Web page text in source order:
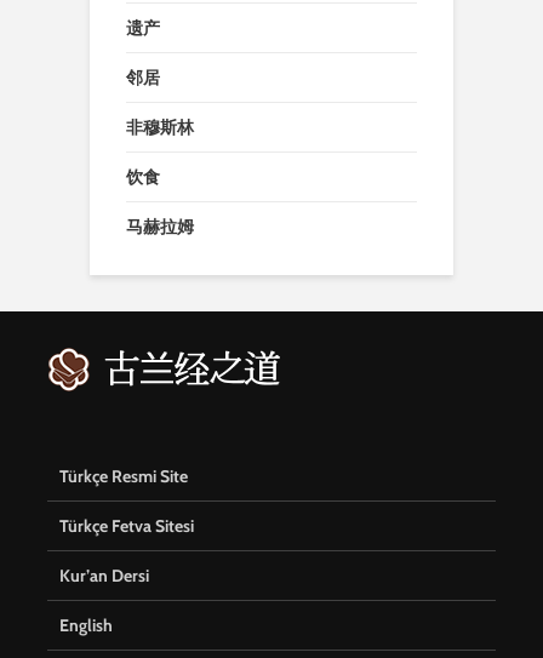
遗产
邻居
非穆斯林
饮食
马赫拉姆
Türkçe Resmi Site
Türkçe Fetva Sitesi
Kur’an Dersi
English